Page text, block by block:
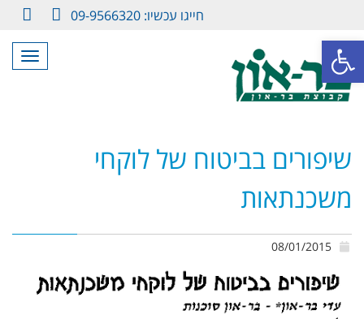
פתח סרגל נגישות
חייגו עכשיו: 09-9566320
שיפורים בביטוח של לוקחי
משכנתאות